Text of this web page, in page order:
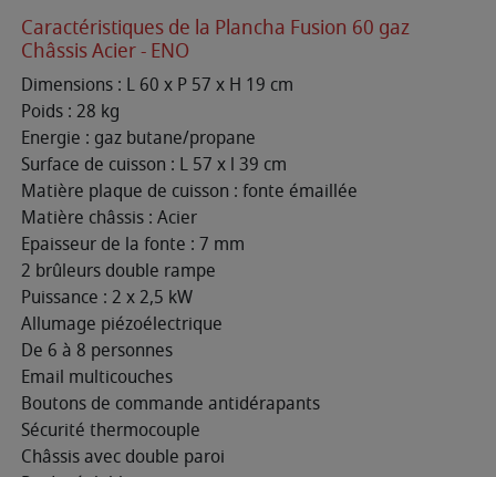
Caractéristiques de la Plancha Fusion 60 gaz
Châssis Acier - ENO
Dimensions : L 60 x P 57 x H 19 cm
Poids : 28 kg
Energie : gaz butane/propane
Surface de cuisson : L 57 x l 39 cm
Matière plaque de cuisson : fonte émaillée
Matière châssis : Acier
Epaisseur de la fonte : 7 mm
2 brûleurs double rampe
Puissance : 2 x 2,5 kW
Allumage piézoélectrique
De 6 à 8 personnes
Email multicouches
Boutons de commande antidérapants
Sécurité thermocouple
Châssis avec double paroi